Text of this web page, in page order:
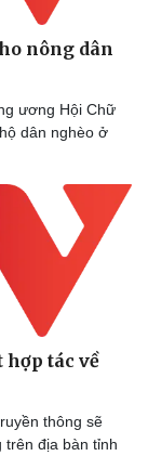
nông dân
ương Hội Chữ
dân nghèo ở
tác về
thông sẽ
địa bàn tỉnh